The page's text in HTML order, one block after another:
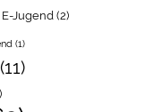
E-Jugend (2)
(1)
(11)